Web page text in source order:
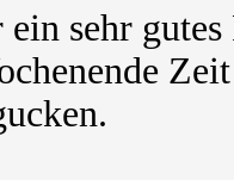
ein sehr